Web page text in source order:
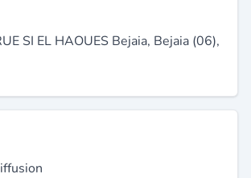
SI EL HAOUES Bejaia, Bejaia (06),